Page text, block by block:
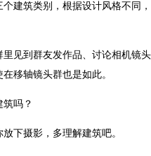
建筑类别，根据设计风格不同，
见到群友发作品、讨论相机镜头
移轴镜头群也是如此。
吗？
下摄影，多理解建筑吧。